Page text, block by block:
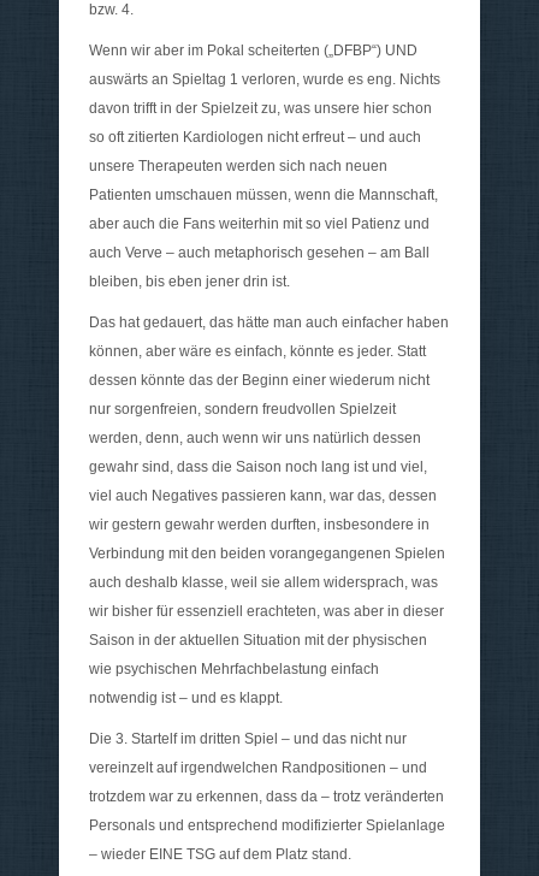
bzw. 4.
Wenn wir aber im Pokal scheiterten („DFBP“) UND
auswärts an Spieltag 1 verloren, wurde es eng. Nichts
davon trifft in der Spielzeit zu, was unsere hier schon
so oft zitierten Kardiologen nicht erfreut – und auch
unsere Therapeuten werden sich nach neuen
Patienten umschauen müssen, wenn die Mannschaft,
aber auch die Fans weiterhin mit so viel Patienz und
auch Verve – auch metaphorisch gesehen – am Ball
bleiben, bis eben jener drin ist.
Das hat gedauert, das hätte man auch einfacher haben
können, aber wäre es einfach, könnte es jeder. Statt
dessen könnte das der Beginn einer wiederum nicht
nur sorgenfreien, sondern freudvollen Spielzeit
werden, denn, auch wenn wir uns natürlich dessen
gewahr sind, dass die Saison noch lang ist und viel,
viel auch Negatives passieren kann, war das, dessen
wir gestern gewahr werden durften, insbesondere in
Verbindung mit den beiden vorangegangenen Spielen
auch deshalb klasse, weil sie allem widersprach, was
wir bisher für essenziell erachteten, was aber in dieser
Saison in der aktuellen Situation mit der physischen
wie psychischen Mehrfachbelastung einfach
notwendig ist – und es klappt.
Die 3. Startelf im dritten Spiel – und das nicht nur
vereinzelt auf irgendwelchen Randpositionen – und
trotzdem war zu erkennen, dass da – trotz veränderten
Personals und entsprechend modifizierter Spielanlage
– wieder EINE TSG auf dem Platz stand.